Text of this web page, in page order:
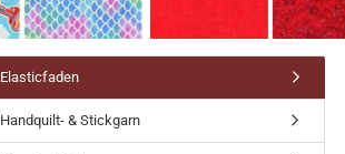
Elasticfaden
Handquilt- & Stickgarn